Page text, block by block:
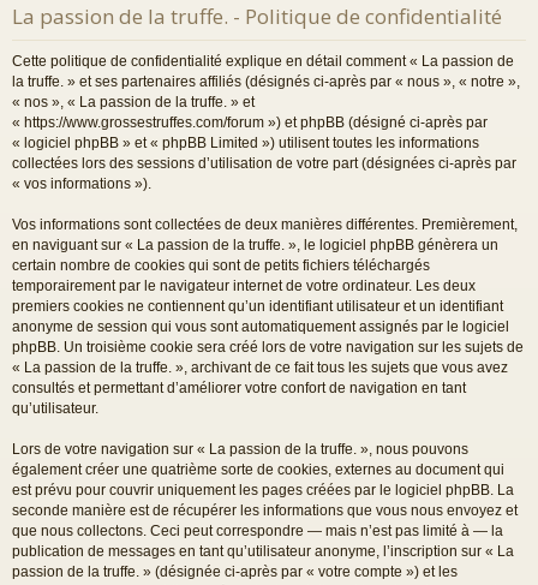
ci
s
s on on
La passion de la truffe. - Politique de confidentialité
Cette politique de confidentialité explique en détail comment « La passion de
la truffe. » et ses partenaires affiliés (désignés ci-après par « nous », « notre »,
« nos », « La passion de la truffe. » et
« https://www.grossestruffes.com/forum ») et phpBB (désigné ci-après par
« logiciel phpBB » et « phpBB Limited ») utilisent toutes les informations
collectées lors des sessions d’utilisation de votre part (désignées ci-après par
« vos informations »).
Vos informations sont collectées de deux manières différentes. Premièrement,
en naviguant sur « La passion de la truffe. », le logiciel phpBB génèrera un
certain nombre de cookies qui sont de petits fichiers téléchargés
temporairement par le navigateur internet de votre ordinateur. Les deux
premiers cookies ne contiennent qu’un identifiant utilisateur et un identifiant
anonyme de session qui vous sont automatiquement assignés par le logiciel
phpBB. Un troisième cookie sera créé lors de votre navigation sur les sujets de
« La passion de la truffe. », archivant de ce fait tous les sujets que vous avez
consultés et permettant d’améliorer votre confort de navigation en tant
qu’utilisateur.
Lors de votre navigation sur « La passion de la truffe. », nous pouvons
également créer une quatrième sorte de cookies, externes au document qui
est prévu pour couvrir uniquement les pages créées par le logiciel phpBB. La
seconde manière est de récupérer les informations que vous nous envoyez et
que nous collectons. Ceci peut correspondre — mais n’est pas limité à — la
publication de messages en tant qu’utilisateur anonyme, l’inscription sur « La
passion de la truffe. » (désignée ci-après par « votre compte ») et les